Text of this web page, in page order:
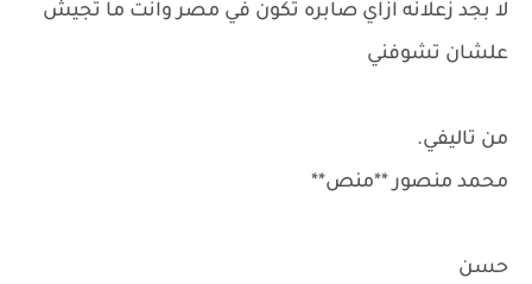
لا بجد زعلانه ازاي صابره تكون في مصر وانت ما تجيش
علشان تشوفني
من تاليفي.
محمد منصور **منص**
حسن